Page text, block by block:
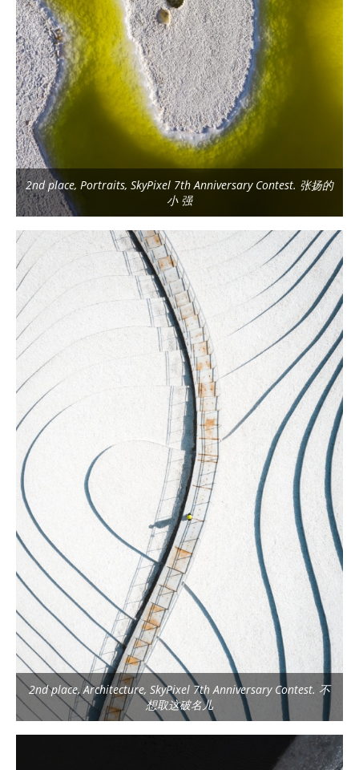
2nd place, Portraits, SkyPixel 7th Anniversary Contest. 张扬的
小 强
2nd place, Architecture, SkyPixel 7th Anniversary Contest. 不
想取这破名儿